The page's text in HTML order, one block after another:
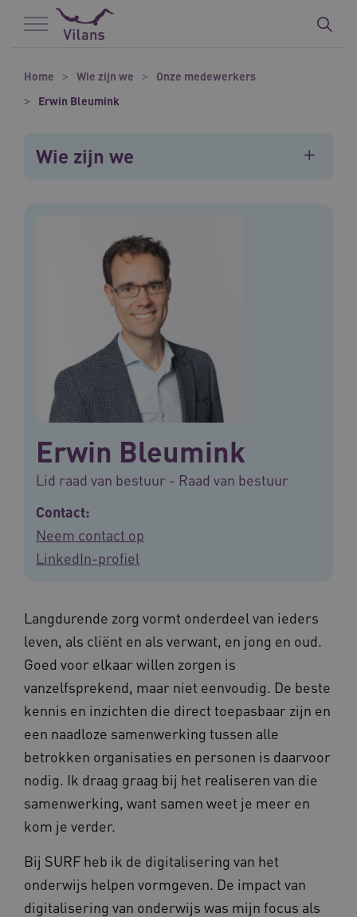
Naar hoofdinhoud
Naar footer
Home Wie zijn we
Onze medewerkers
Erwin Bleumink
Wie zijn we
Erwin Bleumink
Lid raad van bestuur - Raad van bestuur
Contact:
Neem contact op
LinkedIn-profiel
Langdurende zorg vormt onderdeel van ieders
leven, als cliënt en als verwant, en jong en oud.
Goed voor elkaar willen zorgen is
vanzelfsprekend, maar niet eenvoudig. De beste
kennis en inzichten die direct toepasbaar zijn en
een naadloze samenwerking tussen alle
betrokken organisaties en personen is daarvoor
nodig. Ik draag graag bij het realiseren van die
samenwerking, want samen weet je meer en
kom je verder.
Bij SURF heb ik de digitalisering van het
onderwijs helpen vormgeven. De impact van
digitalisering van onderwijs was mijn focus als